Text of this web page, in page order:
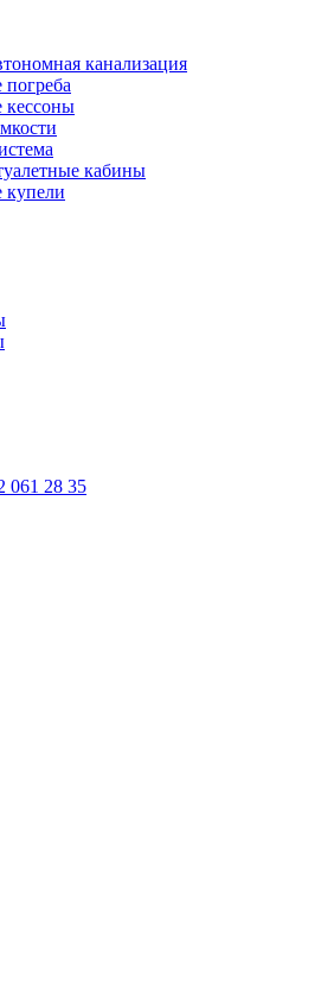
канализация
кессоны
кабины
купели
061 28 35